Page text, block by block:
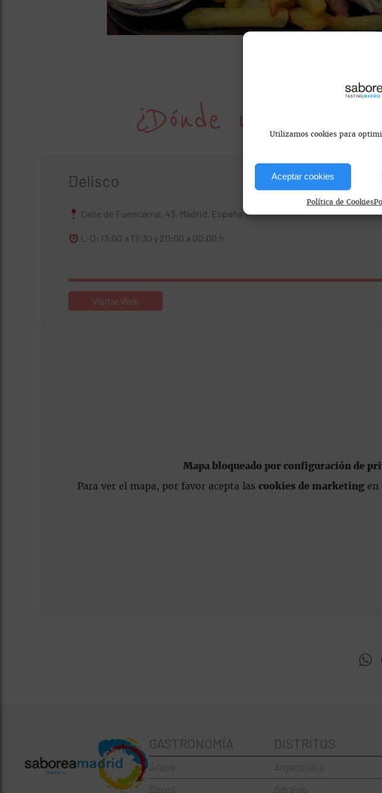
Utilizamos cookies para
Aceptar cookies
Política de Cookies
¿Dónde nos
Delisco
Calle de Fuencarral, 43, Madrid, España
L-D: 13:00 a 17:30 y 20:00 a 00:00 h
Visitar Web
Mapa bloqueado por configuración de
Para ver el mapa, por favor acepta lascookies de marketing
GASTRONOMÍA
Árabe
Bares
DISTRITOS
Arganzuela
Barajas